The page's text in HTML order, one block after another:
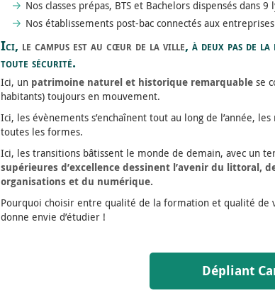
Nos classes prépas, BTS et Bachelors dispensés dans 9
Nos établissements post-bac connectés aux
Ici, le campus est au cœur de la ville, à deux pas de
toute sécurité.
Ici, un patrimoine naturel et historique remarquable se
habitants) toujours en mouvement.
Ici, les évènements s’enchaînent tout au long de l’année,
toutes les formes.
Ici, les transitions bâtissent le monde de demain, avec un
supérieures d’excellence dessinent l’avenir du littoral,
organisations et du numérique.
Pourquoi choisir entre qualité de la formation et qualité de
donne envie d’étudier !
Dépliant